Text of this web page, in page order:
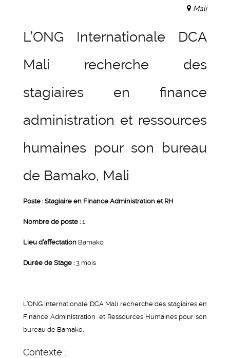
Mali
L’ONG Internationale DCA
Mali recherche des
stagiaires en finance
administration et ressources
humaines pour son bureau
de Bamako, Mali
Poste : Stagiaire en Finance Administration et RH
Nombre de poste :1
Lieu d’affectation Bamako
Durée de Stage :3 mois
L’ONG Internationale DCA Mali recherche des stagiaires en
Finance Administration et Ressources Humaines pour son
bureau de Bamako.
Contexte :